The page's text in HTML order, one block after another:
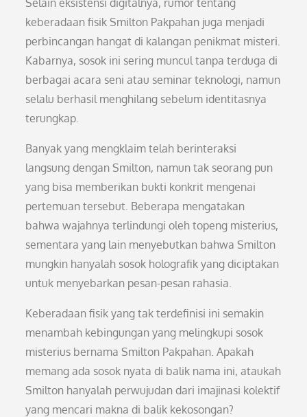
Selain eksistensi digitalnya, rumor tentang
keberadaan fisik Smilton Pakpahan juga menjadi
perbincangan hangat di kalangan penikmat misteri.
Kabarnya, sosok ini sering muncul tanpa terduga di
berbagai acara seni atau seminar teknologi, namun
selalu berhasil menghilang sebelum identitasnya
terungkap.
Banyak yang mengklaim telah berinteraksi
langsung dengan Smilton, namun tak seorang pun
yang bisa memberikan bukti konkrit mengenai
pertemuan tersebut. Beberapa mengatakan
bahwa wajahnya terlindungi oleh topeng misterius,
sementara yang lain menyebutkan bahwa Smilton
mungkin hanyalah sosok holografik yang diciptakan
untuk menyebarkan pesan-pesan rahasia.
Keberadaan fisik yang tak terdefinisi ini semakin
menambah kebingungan yang melingkupi sosok
misterius bernama Smilton Pakpahan. Apakah
memang ada sosok nyata di balik nama ini, ataukah
Smilton hanyalah perwujudan dari imajinasi kolektif
yang mencari makna di balik kekosongan?